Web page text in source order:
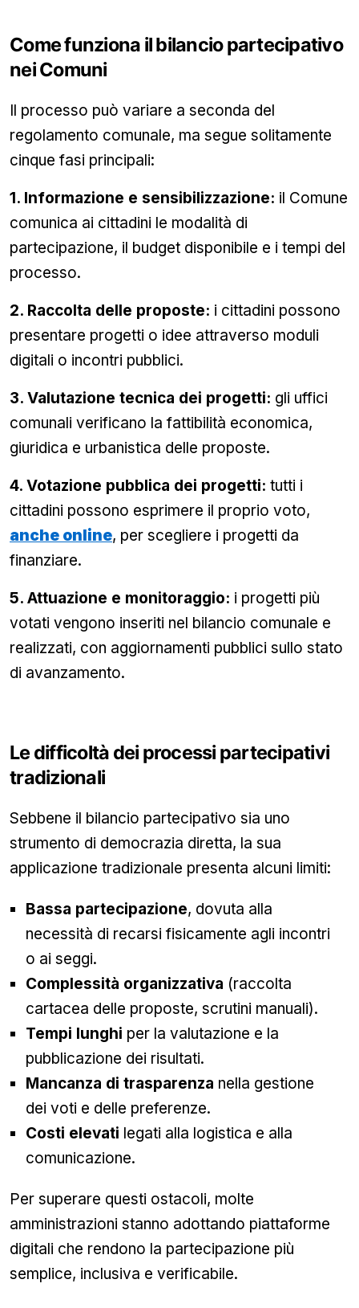
Come funziona il bilancio partecipativo
nei Comuni
Il processo può variare a seconda del
regolamento comunale, ma segue solitamente
cinque fasi principali:
1. Informazione e sensibilizzazione: il Comune
comunica ai cittadini le modalità di
partecipazione, il budget disponibile e i tempi del
processo.
2. Raccolta delle proposte: i cittadini possono
presentare progetti o idee attraverso moduli
digitali o incontri pubblici.
3. Valutazione tecnica dei progetti: gli uffici
comunali verificano la fattibilità economica,
giuridica e urbanistica delle proposte.
4. Votazione pubblica dei progetti: tutti i
cittadini possono esprimere il proprio voto,
anche online, per scegliere i progetti da
finanziare.
5. Attuazione e monitoraggio: i progetti più
votati vengono inseriti nel bilancio comunale e
realizzati, con aggiornamenti pubblici sullo stato
di avanzamento.
Le difficoltà dei processi partecipativi
tradizionali
Sebbene il bilancio partecipativo sia uno
strumento di democrazia diretta, la sua
applicazione tradizionale presenta alcuni limiti:
Bassa partecipazione, dovuta alla
necessità di recarsi fisicamente agli incontri
o ai seggi.
Complessità organizzativa (raccolta
cartacea delle proposte, scrutini manuali).
Tempi lunghi per la valutazione e la
pubblicazione dei risultati.
Mancanza di trasparenza nella gestione
dei voti e delle preferenze.
Costi elevati legati alla logistica e alla
comunicazione.
Per superare questi ostacoli, molte
amministrazioni stanno adottando piattaforme
digitali che rendono la partecipazione più
semplice, inclusiva e verificabile.